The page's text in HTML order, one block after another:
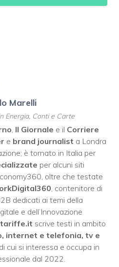
Marelli
Energia, Conti e Carte
Il Giornale e il Corriere
e brand journalist a Londra
è tornato in Italia per
per alcuni siti
oltre che testate
, contenitore di
dedicati ai temi della
e dell’Innovazione
scrive testi in ambito
internet e telefonia, tv e
cui si interessa e occupa in
dal 2022.